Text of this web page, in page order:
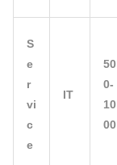
S
e
r
vi
c
e
IT
50
0-
10
00